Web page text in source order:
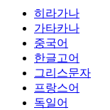
히라가나
가타카나
중국어
한글고어
그리스문자
프랑스어
독일어